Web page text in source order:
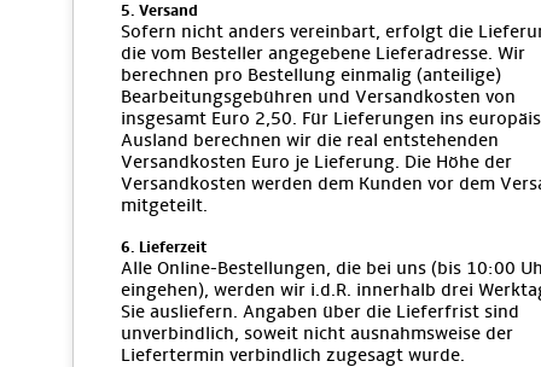
5. Versand
Sofern nicht anders vereinbart, erfolgt die
die vom Besteller angegebene Lieferadresse. Wir
berechnen pro Bestellung einmalig (anteilige)
Bearbeitungsgebühren und Versandkosten von
insgesamt Euro 2,50. Für Lieferungen ins
Ausland berechnen wir die real entstehenden
Versandkosten Euro je Lieferung. Die Höhe der
Versandkosten werden dem Kunden vor dem
mitgeteilt.
6. Lieferzeit
Alle Online-Bestellungen, die bei uns (bis 10:00
eingehen), werden wir i.d.R. innerhalb drei
Sie ausliefern. Angaben über die Lieferfrist sind
unverbindlich, soweit nicht ausnahmsweise der
Liefertermin verbindlich zugesagt wurde.